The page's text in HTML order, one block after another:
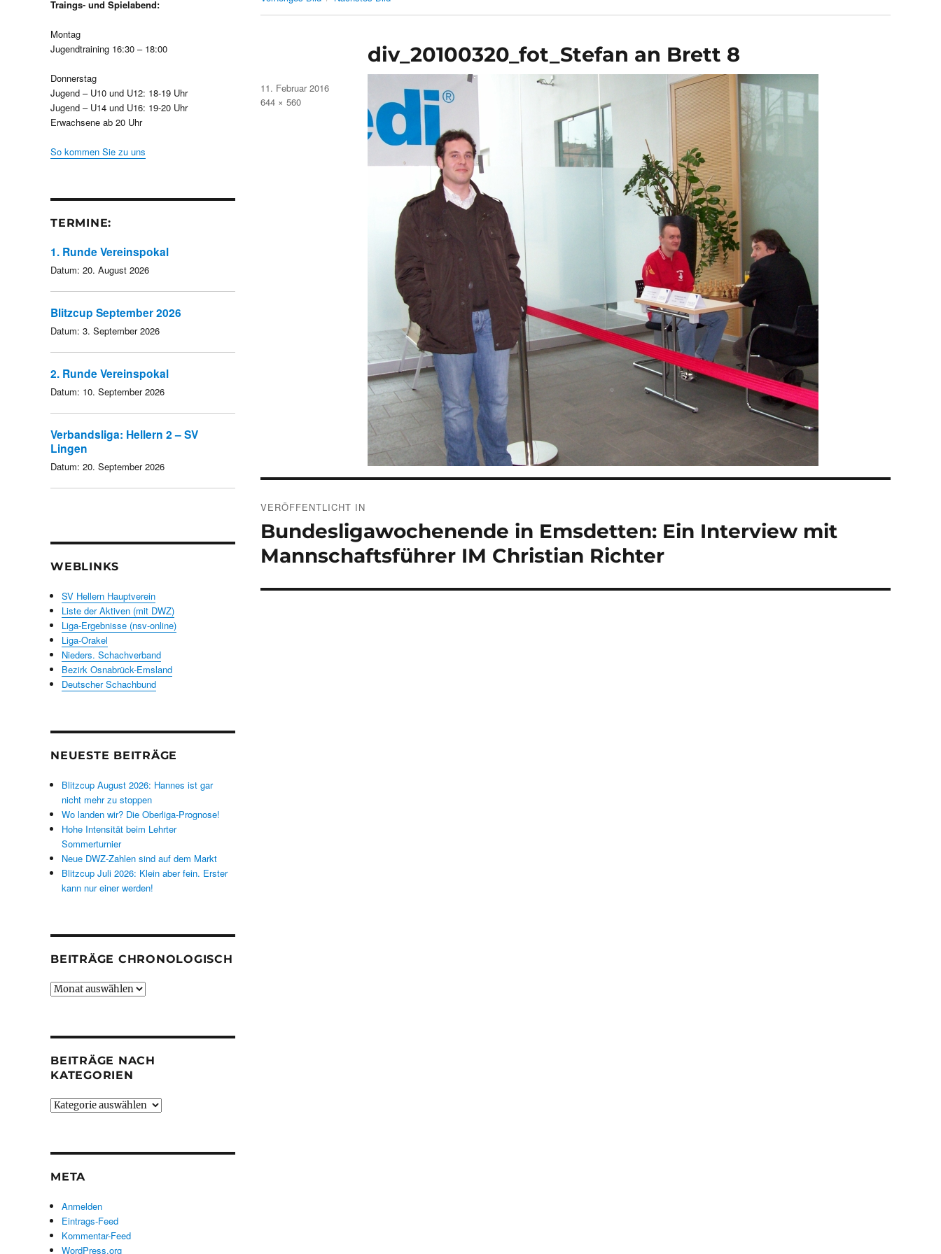
div_20100320_fot_Stefan an Brett 8
Veröffentlicht
am
11. Februar 2016
Volle
644 × 560
VERÖFFENTLICHT IN
Bundesligawochenende in Emsdetten: Ein Interview mit
Mannschaftsführer IM Christian Richter
Traings- und Spielabend:
Montag
Jugendtraining 16:30 – 18:00
Donnerstag
Jugend – U10 und U12: 18-19 Uhr
Jugend – U14 und U16: 19-20 Uhr
Erwachsene ab 20 Uhr
So kommen Sie zu uns
TERMINE:
1. Runde Vereinspokal
Datum: 20. August 2026
Blitzcup September 2026
Datum: 3. September 2026
2. Runde Vereinspokal
Datum: 10. September 2026
Verbandsliga: Hellern 2 – SV
Lingen
Datum: 20. September 2026
WEBLINKS
SV Hellern Hauptverein
Liste der Aktiven (mit DWZ)
Liga-Ergebnisse (nsv-online)
Liga-Orakel
Nieders. Schachverband
Bezirk Osnabrück-Emsland
Deutscher Schachbund
NEUESTE BEITRÄGE
Blitzcup August 2026: Hannes ist gar
nicht mehr zu stoppen
Wo landen wir? Die Oberliga-Prognose!
Hohe Intensität beim Lehrter
Sommerturnier
Neue DWZ-Zahlen sind auf dem Markt
Blitzcup Juli 2026: Klein aber fein. Erster
kann nur einer werden!
BEITRÄGE CHRONOLOGISCH
Beiträge
BEITRÄGE NACH
KATEGORIEN
Beiträge
META
Anmelden
Eintrags-Feed
Kommentar-Feed
WordPress.org